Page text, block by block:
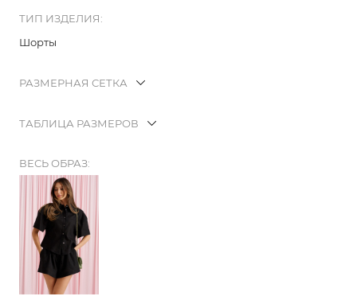
ТИП ИЗДЕЛИЯ:
Шорты
РАЗМЕРНАЯ СЕТКА
ТАБЛИЦА РАЗМЕРОВ
ВЕСЬ ОБРАЗ: